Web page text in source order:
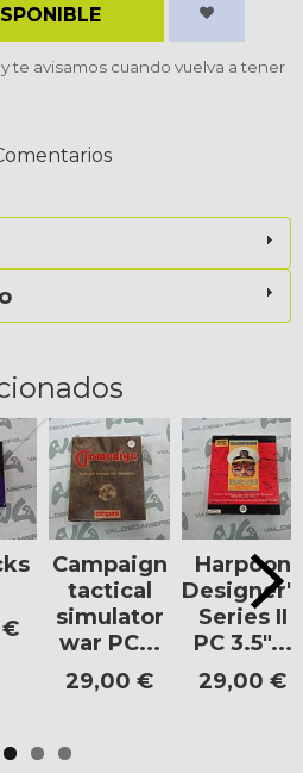
y te avisamos cuando vuelva a tener
€
Campaign
tactical
simulator
war PC...
29,00 €
Harpoon
Designer's
Series II
PC 3.5"...
29,00 €